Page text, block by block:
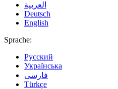
العربية
Deutsch
English
Sprache:
Русский
Українська
فارسی
Türkçe